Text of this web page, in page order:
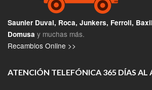
Saunier Duval, Roca, Junkers, Ferroli,
Domusa y muchas más.
Recambios Online >>
ATENCIÓN TELEFÓNICA 365 DÍAS AL